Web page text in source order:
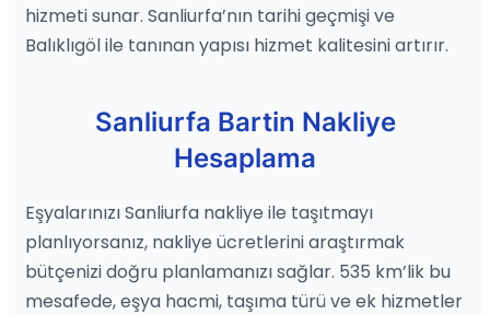
hizmeti sunar. Sanliurfa’nın tarihi geçmişi ve
Balıklıgöl ile tanınan yapısı hizmet kalitesini artırır.
Sanliurfa Bartin Nakliye
Hesaplama
Eşyalarınızı Sanliurfa nakliye ile taşıtmayı
planlıyorsanız, nakliye ücretlerini araştırmak
bütçenizi doğru planlamanızı sağlar. 535 km’lik bu
mesafede, eşya hacmi, taşıma türü ve ek hizmetler